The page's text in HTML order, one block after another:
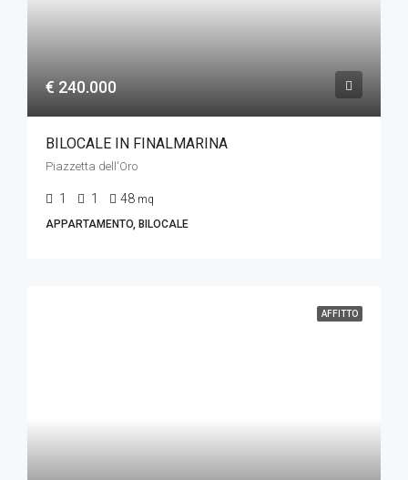
€ 240.000
BILOCALE IN FINALMARINA
Piazzetta dell'Oro
1 1 48 mq
APPARTAMENTO, BILOCALE
AFFITTO